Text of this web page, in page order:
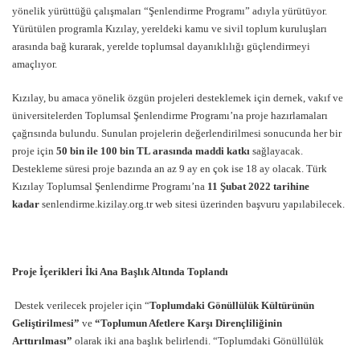
yönelik yürüttüğü çalışmaları “Şenlendirme Programı” adıyla yürütüyor.
Yürütülen programla Kızılay, yereldeki kamu ve sivil toplum kuruluşları
arasında bağ kurarak, yerelde toplumsal dayanıklılığı güçlendirmeyi
amaçlıyor.
Kızılay, bu amaca yönelik özgün projeleri desteklemek için dernek, vakıf ve
üniversitelerden Toplumsal Şenlendirme Programı’na proje hazırlamaları
çağrısında bulundu. Sunulan projelerin değerlendirilmesi sonucunda her bir
proje için 50 bin ile 100 bin TL arasında maddi katkı sağlayacak.
Destekleme süresi proje bazında an az 9 ay en çok ise 18 ay olacak. Türk
Kızılay Toplumsal Şenlendirme Programı’na 11 Şubat 2022 tarihine
kadar senlendirme.kizilay.org.trweb sitesi üzerinden başvuru yapılabilecek.
Proje İçerikleri İki Ana Başlık Altında Toplandı
Destek verilecek projeler için “Toplumdaki Gönüllülük Kültürünün
Geliştirilmesi” ve “Toplumun Afetlere Karşı Dirençliliğinin
Arttırılması” olarak iki ana başlık belirlendi. “Toplumdaki Gönüllülük